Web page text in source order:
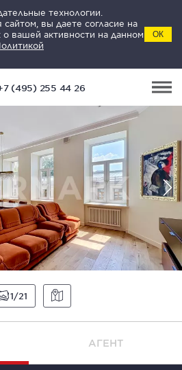
технологии.
вы даете согласие на
вашей активности на данном
ОК
(495) 255 44 26
1 21
АГЕНТ